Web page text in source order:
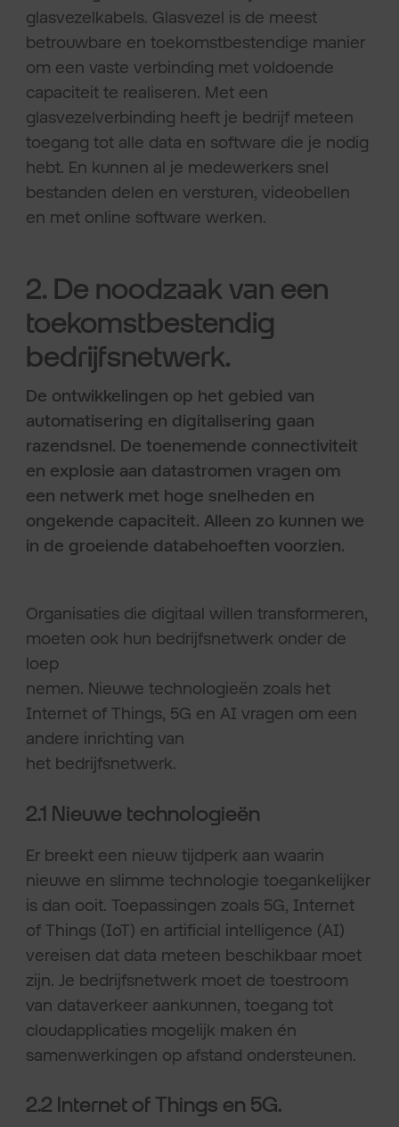
glasvezelkabels. Glasvezel is de meest
betrouwbare en toekomstbestendige manier
om een vaste verbinding met voldoende
capaciteit te realiseren. Met een
glasvezelverbinding heeft je bedrijf meteen
toegang tot alle data en software die je nodig
hebt. En kunnen al je medewerkers snel
bestanden delen en versturen, videobellen
en met online software werken.
2. De noodzaak van een
toekomstbestendig
bedrijfsnetwerk.
De ontwikkelingen op het gebied van
automatisering en digitalisering gaan
razendsnel. De toenemende connectiviteit
en explosie aan datastromen vragen om
een netwerk met hoge snelheden en
ongekende capaciteit. Alleen zo kunnen we
in de groeiende databehoeften voorzien.
Organisaties die digitaal willen transformeren,
moeten ook hun bedrijfsnetwerk onder de
loep
nemen. Nieuwe technologieën zoals het
Internet of Things, 5G en AI vragen om een
andere inrichting van
het bedrijfsnetwerk.
2.1 Nieuwe technologieën
Er breekt een nieuw tijdperk aan waarin
nieuwe en slimme technologie toegankelijker
is dan ooit. Toepassingen zoals 5G, Internet
of Things (IoT) en artificial intelligence (AI)
vereisen dat data meteen beschikbaar moet
zijn. Je bedrijfsnetwerk moet de toestroom
van dataverkeer aankunnen, toegang tot
cloudapplicaties mogelijk maken én
samenwerkingen op afstand ondersteunen.
2.2 Internet of Things en 5G.